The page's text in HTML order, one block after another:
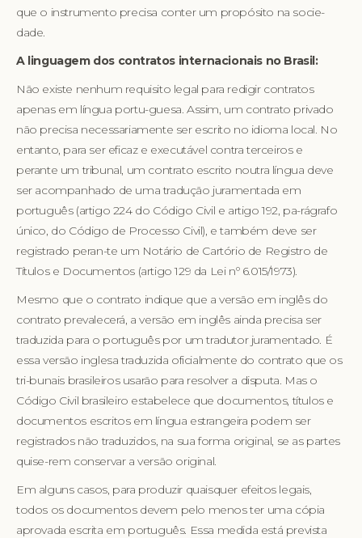
que o instrumento precisa conter um propósito na socie-
dade.
A linguagem dos contratos internacionais no Brasil:
Não existe nenhum requisito legal para redigir contratos
apenas em língua portu-guesa. Assim, um contrato privado
não precisa necessariamente ser escrito no idioma local. No
entanto, para ser eficaz e executável contra terceiros e
perante um tribunal, um contrato escrito noutra língua deve
ser acompanhado de uma tradução juramentada em
português (artigo 224 do Código Civil e artigo 192, pa-rágrafo
único, do Código de Processo Civil), e também deve ser
registrado peran-te um Notário de Cartório de Registro de
Títulos e Documentos (artigo 129 da Lei nº 6.015/1973).
Mesmo que o contrato indique que a versão em inglês do
contrato prevalecerá, a versão em inglês ainda precisa ser
traduzida para o português por um tradutor juramentado. É
essa versão inglesa traduzida oficialmente do contrato que os
tri-bunais brasileiros usarão para resolver a disputa. Mas o
Código Civil brasileiro estabelece que documentos, títulos e
documentos escritos em língua estrangeira podem ser
registrados não traduzidos, na sua forma original, se as partes
quise-rem conservar a versão original.
Em alguns casos, para produzir quaisquer efeitos legais,
todos os documentos devem pelo menos ter uma cópia
aprovada escrita em português. Essa medida está prevista